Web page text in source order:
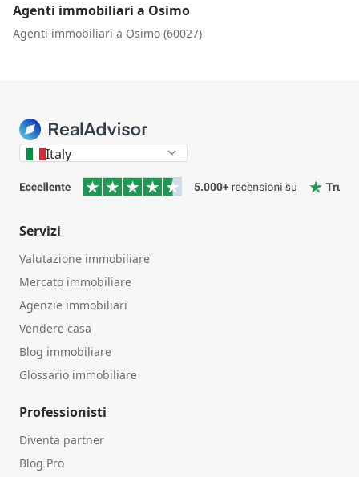
Agenti immobiliari a Osimo
Agenti immobiliari a Osimo (60027)
Italy
Servizi
Valutazione immobiliare
Mercato immobiliare
Agenzie immobiliari
Vendere casa
Blog immobiliare
Glossario immobiliare
Professionisti
Diventa partner
Blog Pro